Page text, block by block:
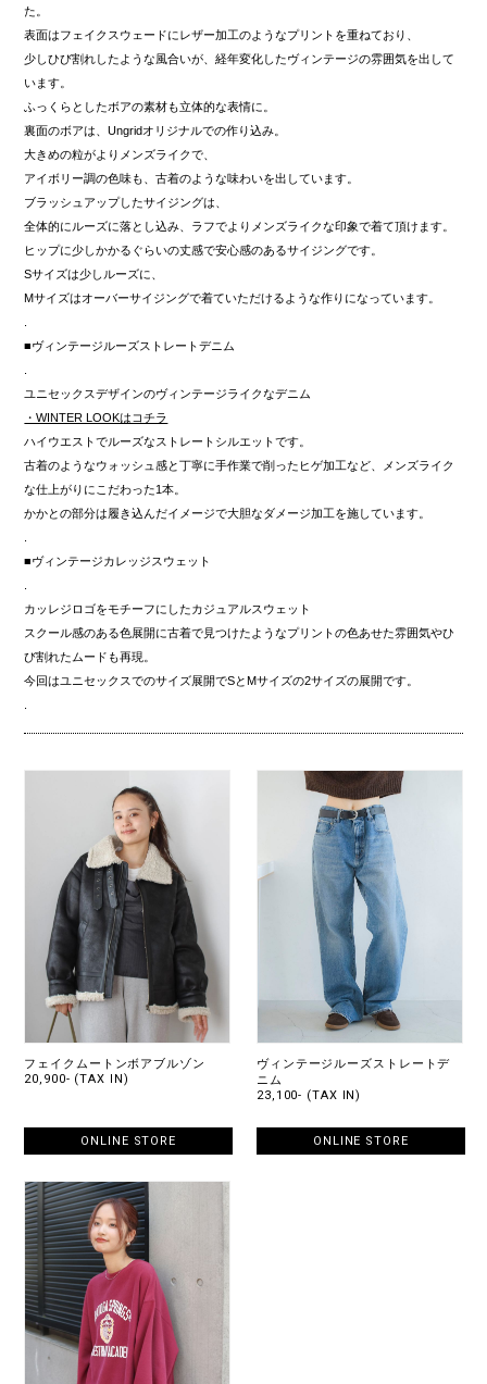
た。
表面はフェイクスウェードにレザー加工のようなプリントを重ねており、
少しひび割れしたような風合いが、経年変化したヴィンテージの雰囲気を出して
います。
ふっくらとしたボアの素材も立体的な表情に。
裏面のボアは、Ungridオリジナルでの作り込み。
大きめの粒がよりメンズライクで、
アイボリー調の色味も、古着のような味わいを出しています。
ブラッシュアップしたサイジングは、
全体的にルーズに落とし込み、ラフでよりメンズライクな印象で着て頂けます。
ヒップに少しかかるぐらいの丈感で安心感のあるサイジングです。
Sサイズは少しルーズに、
Mサイズはオーバーサイジングで着ていただけるような作りになっています。
■ヴィンテージルーズストレートデニム
ユニセックスデザインのヴィンテージライクなデニム
・WINTER LOOKはコチラ
ハイウエストでルーズなストレートシルエットです。
古着のようなウォッシュ感と丁寧に手作業で削ったヒゲ加工など、メンズライク
な仕上がりにこだわった1本。
かかとの部分は履き込んだイメージで大胆なダメージ加工を施しています。
■ヴィンテージカレッジスウェット
カッレジロゴをモチーフにしたカジュアルスウェット
スクール感のある色展開に古着で見つけたようなプリントの色あせた雰囲気やひ
び割れたムードも再現。
今回はユニセックスでのサイズ展開でSとMサイズの2サイズの展開です。
フェイクムートンボアブルゾン
20,900- (TAX IN)
ONLINE STORE
ヴィンテージルーズストレートデ
ニム
23,100- (TAX IN)
ONLINE STORE